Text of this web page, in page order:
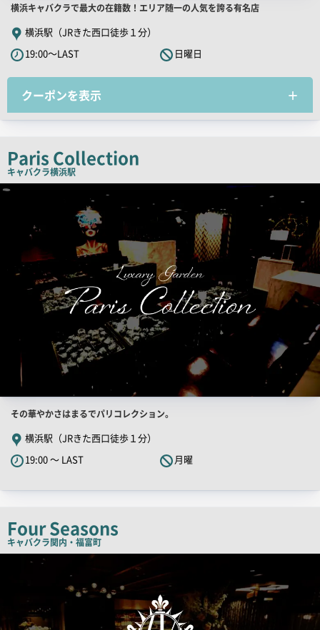
店
舗
PR
キ
ャ
チ
ー
横浜キャバクラで最大の在籍数！エリア随一の人気を誇る有名店
横浜駅（JRきた西口徒歩１分）
19:00～LAST
日曜日
クーポンを表示
Paris Collection
キャバクラ横浜駅
検
店
舗
PR
キ
コ
ピ
その華やかさはまるでパリコレクション。
横浜駅（JRきた西口徒歩１分）
19:00 ～ LAST
月曜
Four Seasons
キャバクラ関内・福富町
検